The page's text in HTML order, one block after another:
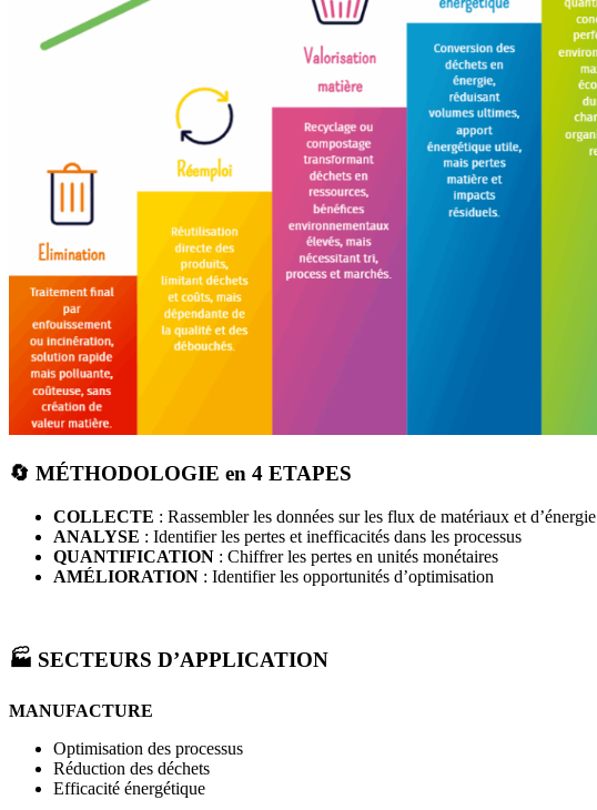
🔄 MÉTHODOLOGIE en 4 ETAPES
COLLECTE : Rassembler les données sur les flux de matériaux et d’énergie
ANALYSE : Identifier les pertes et inefficacités dans les processus
QUANTIFICATION : Chiffrer les pertes en unités monétaires
AMÉLIORATION : Identifier les opportunités d’optimisation
🏭 SECTEURS D’APPLICATION
MANUFACTURE
Optimisation des processus
Réduction des déchets
Efficacité énergétique